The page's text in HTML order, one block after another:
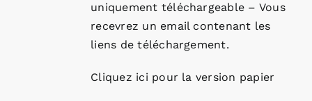
uniquement téléchargeable – Vous
recevrez un email contenant les
liens de téléchargement.
Cliquez ici pour la version papier